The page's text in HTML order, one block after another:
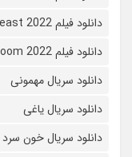
دانلود فیلم Beast 2022 هیولا
دانلود فیلم Wire Room 2022 اتاق شنود
دانلود سریال مهمونی
دانلود سریال یاغی
دانلود سریال خون سرد